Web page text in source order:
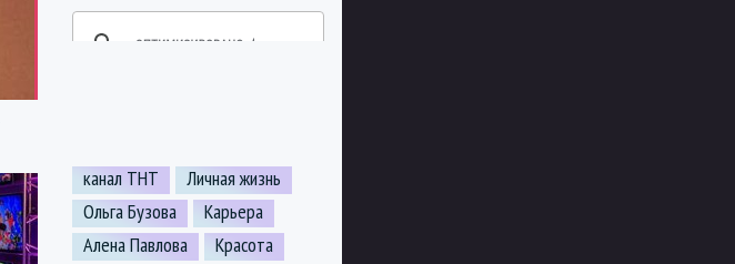
канал ТНТ
Личная жизнь
Ольга Бузова
Карьера
Алена Павлова
Красота